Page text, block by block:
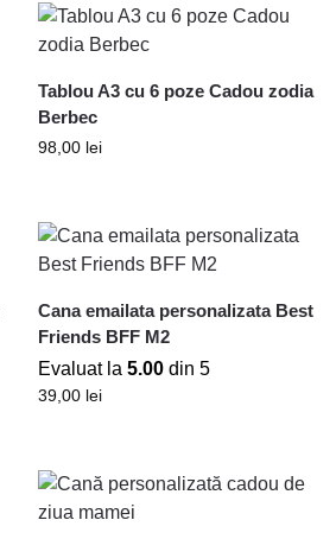
Tablou A3 cu 6 poze Cadou zodia
Berbec
98,00 lei
Cana emailata personalizata Best
Friends BFF M2
Evaluat la 5.00din 5
39,00 lei